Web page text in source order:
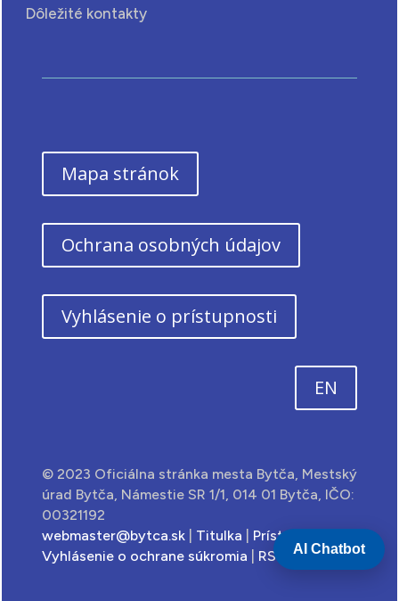
Dôležité kontakty
Mapa stránok
Ochrana osobných údajov
Vyhlásenie o prístupnosti
EN
© 2023 Oficiálna stránka mesta Bytča, Mestský
úrad Bytča, Námestie SR 1/1, 014 01 Bytča, IČO:
00321192
webmaster@bytca.sk| Titulka Prístupnosť
Vyhlásenie o ochrane súkromia
RSS feedAI Chatbot